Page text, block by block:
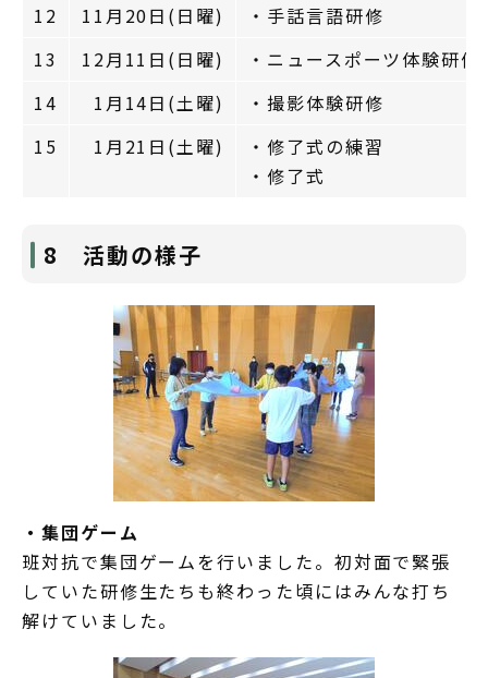
12
11月20日(日曜)
・手話言語研修
13
12月11日(日曜)
・ニュースポーツ体験研修
14
1月14日(土曜)
・撮影体験研修
15
1月21日(土曜)
・修了式の練習
・修了式
8 活動の様子
・集団ゲーム
班対抗で集団ゲームを行いました。初対面で緊張
していた研修生たちも終わった頃にはみんな打ち
解けていました。